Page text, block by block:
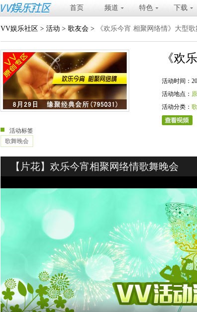
首页 频道 特色 下载
VV娱乐社区 > 活动 > 歌友会 > 《欢乐今宵 相聚网络情》大型
《欢
活动时间：
活动地点：
活动分类：
活动标签
歌舞晚会
【片花】欢乐今宵相聚网络情歌舞晚会